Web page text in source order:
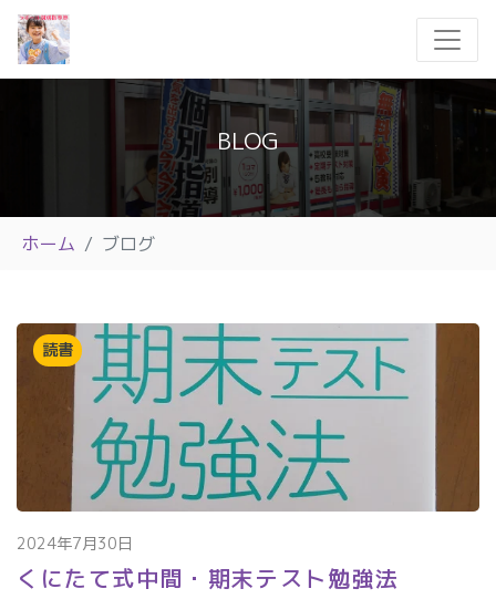
BLOG
ホーム ブログ
読書
2024年7月30日
くにたて式中間・期末テスト勉強法